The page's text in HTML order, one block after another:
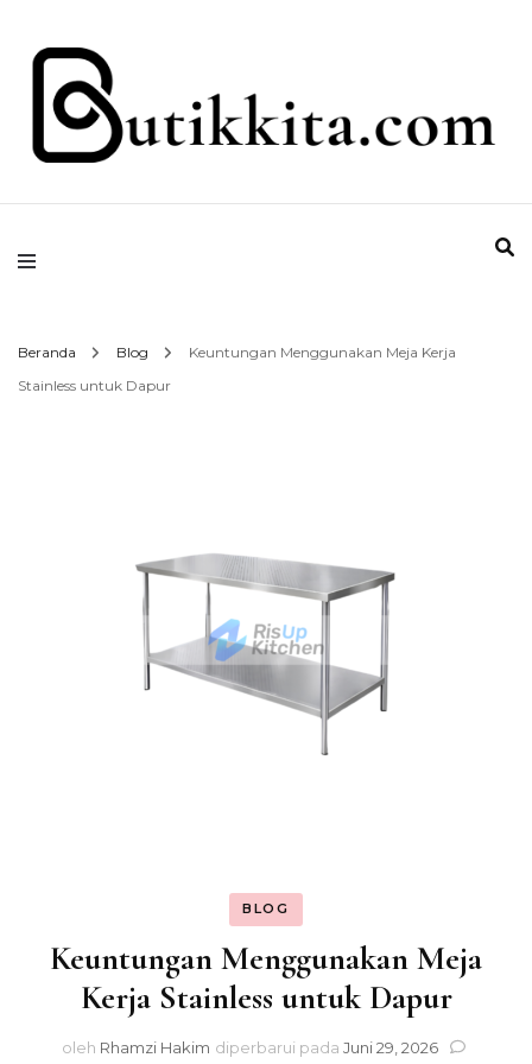
butikkita.com
Beranda Blog
Keuntungan Menggunakan Meja Kerja
Stainless untuk Dapur
BLOG
Keuntungan Menggunakan Meja
Kerja Stainless untuk Dapur
oleh Rhamzi Hakim diperbarui pada Juni 29, 2026